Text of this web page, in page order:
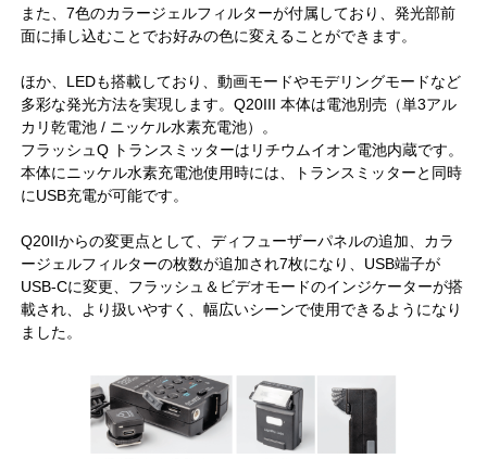
また、7色のカラージェルフィルターが付属しており、発光部前
面に挿し込むことでお好みの色に変えることができます。
ほか、LEDも搭載しており、動画モードやモデリングモードなど
多彩な発光方法を実現します。Q20III 本体は電池別売（単3アル
カリ乾電池 / ニッケル水素充電池）。
フラッシュQ トランスミッターはリチウムイオン電池内蔵です。
本体にニッケル水素充電池使用時には、トランスミッターと同時
にUSB充電が可能です。
Q20IIからの変更点として、ディフューザーパネルの追加、カラ
ージェルフィルターの枚数が追加され7枚になり、USB端子が
USB-Cに変更、フラッシュ＆ビデオモードのインジケーターが搭
載され、より扱いやすく、幅広いシーンで使用できるようになり
ました。